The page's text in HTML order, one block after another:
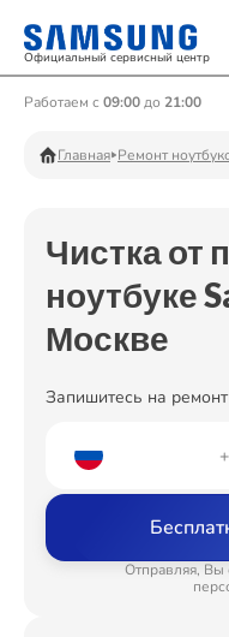
Официальный сервисный центр
Работаем с 09:00до 21:00
Главная Ремонт
Чистка от
ноутбуке
Москве
Запишитесь на
Отправляя, Вы
Ремонт
Ремонт
Ремонт
Ремонт